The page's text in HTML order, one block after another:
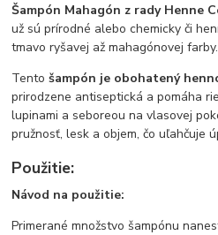
Šampón Mahagón z rady Henne
už sú prírodné alebo chemicky či
tmavo ryšavej až mahagónovej farby.
Tentošampón je obohatený
prirodzene antiseptická a pomáha
lupinami a seboreou na vlasovej
pružnosť, lesk a objem, čo uľahčuje
Použitie:
Návod na použitie:
Primerané množstvo šampónu